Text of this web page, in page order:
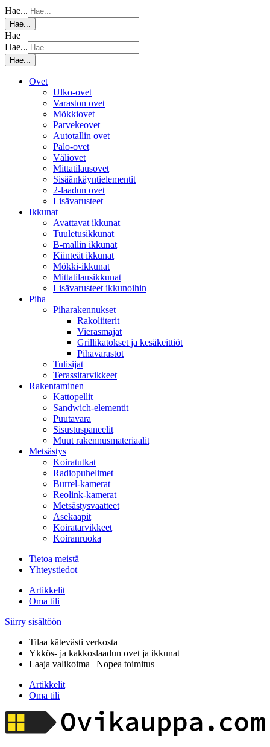
Hae...
Hae...
Hae
Hae...
Hae...
Ovet
Ulko-ovet
Varaston ovet
Mökkiovet
Parvekeovet
Autotallin ovet
Palo-ovet
Väliovet
Mittatilausovet
Sisäänkäyntielementit
2-laadun ovet
Lisävarusteet
Ikkunat
Avattavat ikkunat
Tuuletusikkunat
B-mallin ikkunat
Kiinteät ikkunat
Mökki-ikkunat
Mittatilausikkunat
Lisävarusteet ikkunoihin
Piha
Piharakennukset
Rakoliiterit
Vierasmajat
Grillikatokset ja kesäkeittiöt
Pihavarastot
Tulisijat
Terassitarvikkeet
Rakentaminen
Kattopellit
Sandwich-elementit
Puutavara
Sisustuspaneelit
Muut rakennusmateriaalit
Metsästys
Koiratutkat
Radiopuhelimet
Burrel-kamerat
Reolink-kamerat
Metsästysvaatteet
Asekaapit
Koiratarvikkeet
Koiranruoka
Tietoa meistä
Yhteystiedot
Artikkelit
Oma tili
Siirry sisältöön
Tilaa kätevästi verkosta
Ykkös- ja kakkoslaadun ovet ja ikkunat
Laaja valikoima | Nopea toimitus
Artikkelit
Oma tili